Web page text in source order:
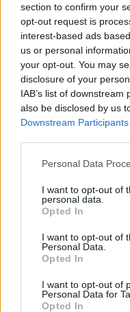
section to confirm your
opt-out request is
interest-based ads
us or personal
your opt-out. You may
disclosure of your
IAB’s list of
also be disclosed by us
Downstream Participants
Personal Data
I want to opt-out of
personal data.
Opted In
I want to opt-out of
Personal Data.
Opted In
I want to opt-out of
Personal Data for
Opted In